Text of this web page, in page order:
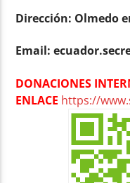
Dirección: Olmedo
Email:
DONACIONES
ENLACE https://